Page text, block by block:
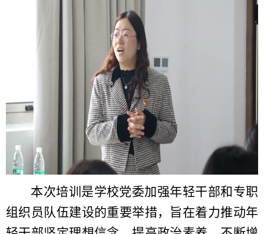
本次培训是学校党委加强年轻干部和专职
组织员队伍建设的重要举措，旨在着力推动年